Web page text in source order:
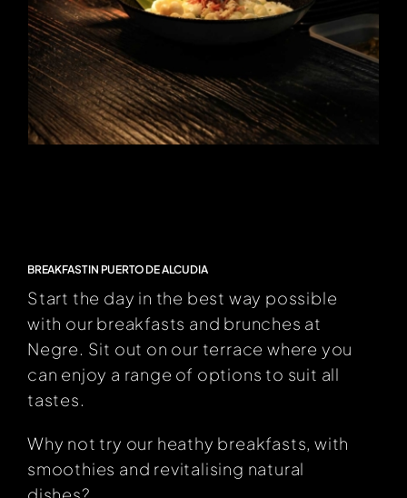
BREAKFAST IN PUERTO DE ALCUDIA
Start the day in the best way possible
with our breakfasts and brunches at
Negre. Sit out on our terrace where you
can enjoy a range of options to suit all
tastes.
Why not try our heathy breakfasts, with
smoothies and revitalising natural
dishes?